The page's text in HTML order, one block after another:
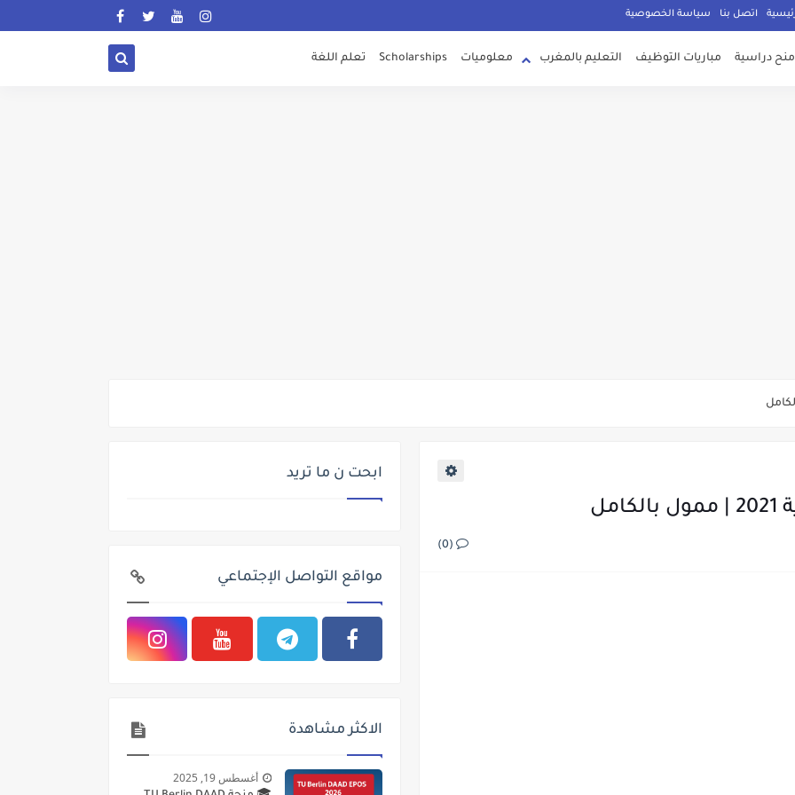
اتصل بنا سياسة الخصوصية
منح دراسية مباريات التوظيف التعليم بالمغرب معلوميات Scholarships تعلم اللغة
2021
(0)
ابحت ن ما تريد
مواقع التواصل الإجتماعي
الاكثر مشاهدة
أغسطس 19, 2025